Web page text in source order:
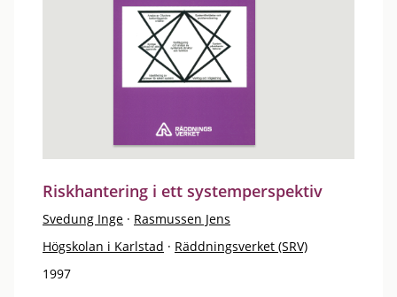
Riskhantering i ett systemperspektiv
Svedung Inge · Rasmussen Jens
Högskolan i Karlstad · Räddningsverket (SRV)
1997